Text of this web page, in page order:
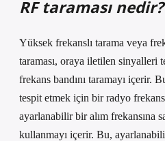
RF taraması nedir?
Yüksek frekanslı tarama veya
taraması, oraya iletilen sinyalleri
frekans bandını taramayı içerir.
tespit etmek için bir radyo frekans
ayarlanabilir bir alım frekansına
kullanmayı içerir. Bu,